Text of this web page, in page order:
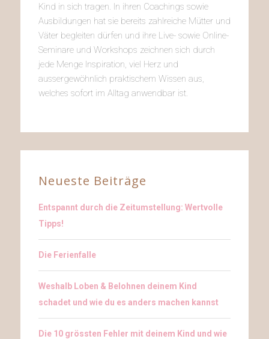
Kind in sich tragen. In ihren Coachings sowie
Ausbildungen hat sie bereits zahlreiche Mütter und
Väter begleiten dürfen und ihre Live- sowie Online-
Seminare und Workshops zeichnen sich durch
jede Menge Inspiration, viel Herz und
aussergewöhnlich praktischem Wissen aus,
welches sofort im Alltag anwendbar ist.
Neueste Beiträge
Entspannt durch die Zeitumstellung: Wertvolle
Tipps!
Die Ferienfalle
Weshalb Loben & Belohnen deinem Kind
schadet und wie du es anders machen kannst
Die 10 grössten Fehler mit deinem Kind und wie